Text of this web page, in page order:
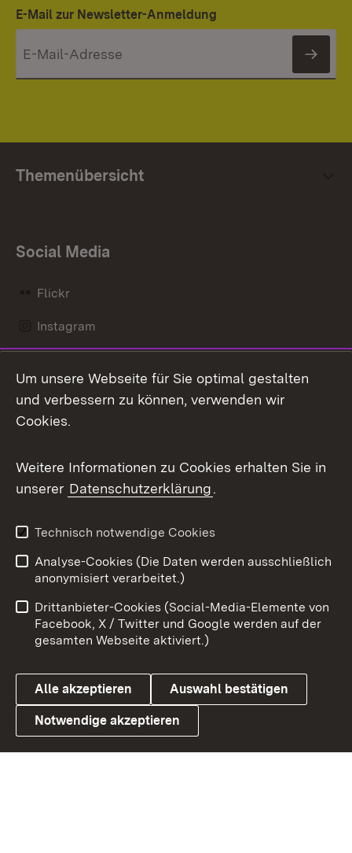
E-Mail zur Newsletter-Anmeldung
Themenübersicht
Social Media
Flickr
Instagram
Mastodon
Messenger
Social Wall
X / Twitter
Youtube
Link zum Landesportal
Benutzungshinweise
Barrierefreiheit
Datenschutz
Cookies
Um unsere Webseite für Sie optimal gestalten
und verbessern zu können, verwenden wir
Cookies.
Weitere Informationen zu Cookies erhalten Sie in
unserer Datenschutzerklärung.
Technisch notwendige Cookies
Analyse-Cookies (Die Daten werden ausschließlich
anonymisiert verarbeitet.)
Drittanbieter-Cookies (Social-Media-Elemente von
Facebook, X / Twitter und Google werden auf der
gesamten Webseite aktiviert.)
Alle akzeptieren Auswahl bestätigen
Notwendige akzeptieren